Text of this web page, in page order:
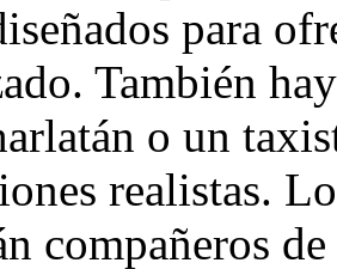
para
También
o un
realistas.
compañeros